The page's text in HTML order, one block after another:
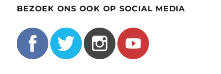
BEZOEK ONS OOK OP SOCIAL MEDIA